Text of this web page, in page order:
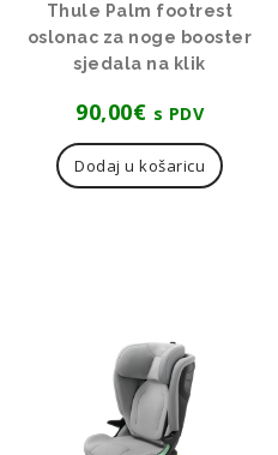
Thule Palm footrest
oslonac za noge booster
sjedala na klik
90,00€ s PDV
Dodaj u košaricu